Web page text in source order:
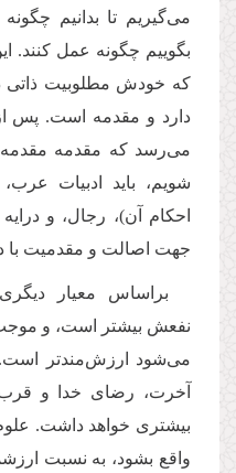
می‌گیریم تا بدانیم
بگوییم چگونه عمل کنند.
که خودش مطلوبیت ذاتی
دارد و مقدمه است. پس
می‌رسد که مقدمه مقدمه
شویم، باید ادبیات
احکام آن)، رجال، و
جهت اصالت و مقدمیت با
براساس معیار
نفعش بیشتر است، و
می‌شود ارزش‌مندتر
آخرت، رضای خدا و
بیشتری خواهد داشت.
واقع بشود، به نسبت